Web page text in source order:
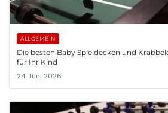
ALLGEMEIN
Die besten Baby Spieldecken und
für Ihr Kind
24. Juni 2026